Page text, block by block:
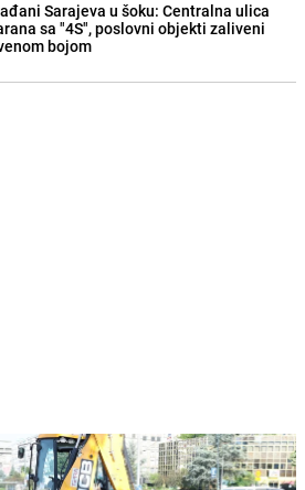
Sarajeva u šoku: Centralna ulica
sa "4S", poslovni objekti zaliveni
bojom